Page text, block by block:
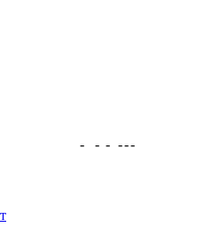
- - - ---